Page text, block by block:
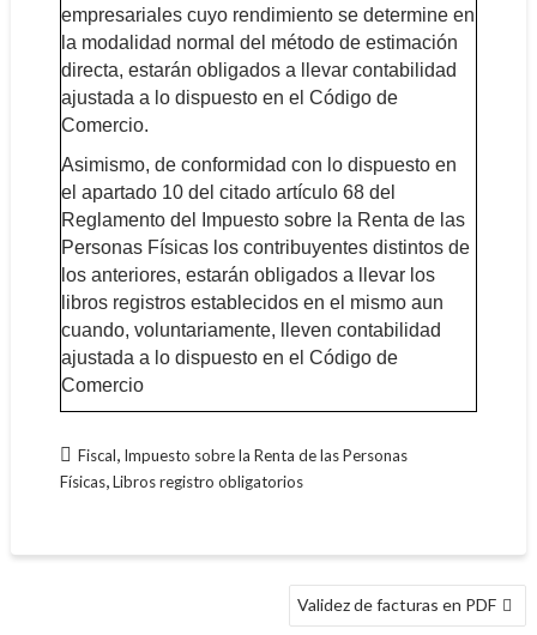
empresariales cuyo rendimiento se determine en
la modalidad normal del método de estimación
directa, estarán obligados a llevar contabilidad
ajustada a lo dispuesto en el Código de
Comercio.
Asimismo, de conformidad con lo dispuesto en
el apartado 10 del citado artículo 68 del
Reglamento del Impuesto sobre la Renta de las
Personas Físicas los contribuyentes distintos de
los anteriores, estarán obligados a llevar los
libros registros establecidos en el mismo aun
cuando, voluntariamente, lleven contabilidad
ajustada a lo dispuesto en el Código de
Comercio
Fiscal Impuesto sobre la Renta de las Personas
Físicas, Libros registro obligatorios
Validez de facturas en PDF